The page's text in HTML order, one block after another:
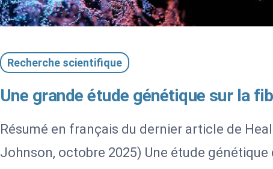
Recherche scientifique
Une grande étude génétique sur la
Résumé en français du dernier article de
Johnson, octobre 2025) Une étude génétique